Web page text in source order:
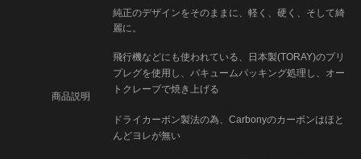
商品説明
純正のデザインをそのままに、軽く、硬く、そして綺
麗に。
飛行機などにも使われている、日本製(TORAY)のプリ
プレグを使用し、バキュームパッキング処理し、オー
トクレーブで焼き上げる
ドライカーボン製法の為、Carbonyのカーボンはほと
んどヨレが無い